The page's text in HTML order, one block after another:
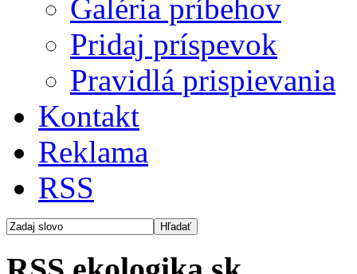
Galéria príbehov
Pridaj príspevok
Pravidlá prispievania
Kontakt
Reklama
RSS